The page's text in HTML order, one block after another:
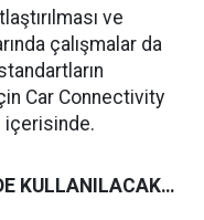
ve
çalışmalar da
Car Connectivity
içerisinde.
KULLANILACAK…